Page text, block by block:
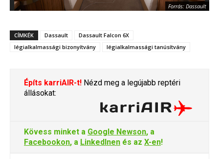
Forrás: Dassault
CÍMKÉK Dassault
Dassault Falcon 6X
légialkalmassági bizonyítvány
légialkalmassági tanúsítvány
Építs karriAIR-t! Nézd meg a legújabb reptéri
állásokat:
Kövess minket a Google Newson, a
Facebookon, a LinkedInen és az X-en!